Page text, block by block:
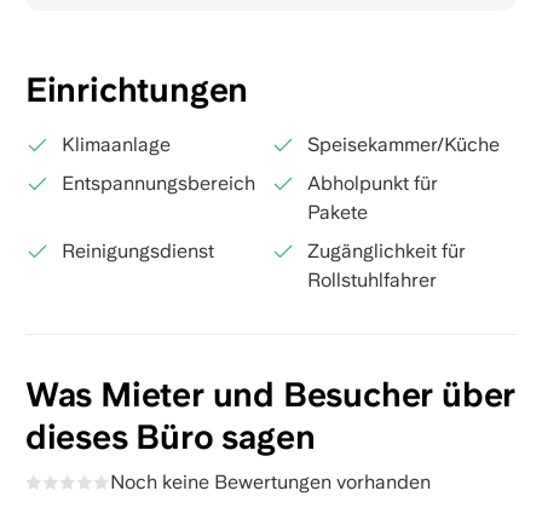
Einrichtungen
Klimaanlage
Speisekammer/Küche
Entspannungsbereich
Abholpunkt für
Pakete
Reinigungsdienst
Zugänglichkeit für
Rollstuhlfahrer
Was Mieter und Besucher über
dieses Büro sagen
Noch keine Bewertungen vorhanden